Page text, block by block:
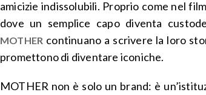
amicizie indissolubili. Proprio come nel film
dove un semplice capo diventa
MOTHER continuano a scrivere la loro
promettono di diventare iconiche.
MOTHER non è solo un brand: è